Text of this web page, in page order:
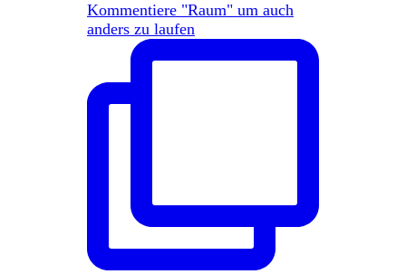
Kommentiere "Raum" um auch
anders zu laufen